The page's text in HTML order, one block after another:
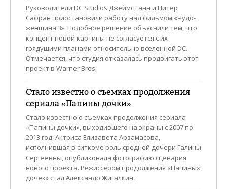
Руководители DC Studios Джеймс Ганн и Питер
Сафран приостановили работу над фильмом «Чудо-
женщина 3». Подобное решение объяснили тем, что
концепт новой картины не согласуется с их
грядущими планами относительно вселенной DC.
Отмечается, что студия отказалась продвигать этот
проект в Warner Bros.
Стало известно о съемках продолжения
сериала «Папины дочки»
Стало известно о съемках продолжения сериала
«Папины дочки», выходившего на экраны с 2007 по
2013 год. Актриса Елизавета Арзамасова,
исполнившая в ситкоме роль средней дочери Галины
Сергеевны, опубликовала фотографию сценария
нового проекта. Режиссером продолжения «Папиных
дочек» стал Александр Жигалкин.